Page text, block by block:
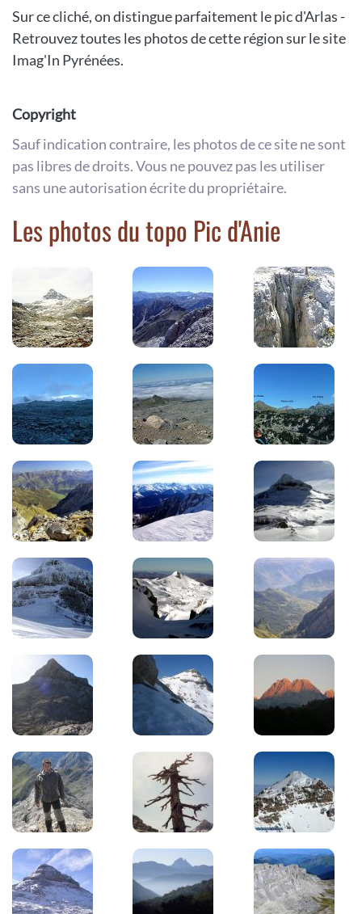
Sur ce cliché, on distingue parfaitement le pic d'Arlas -
Retrouvez toutes les photos de cette région sur le site
Imag'In Pyrénées.
Copyright
Sauf indication contraire, les photos de ce site ne sont
pas libres de droits. Vous ne pouvez pas les utiliser
sans une autorisation écrite du propriétaire.
Les photos du topo Pic d'Anie